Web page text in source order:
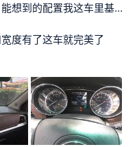
想到的配置我这车里基
度有了这车就完美了